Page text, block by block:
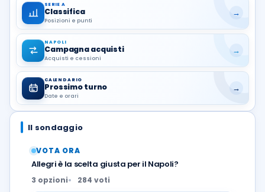
SERIE A
Classifica
Posizioni e punti
→
NAPOLI
Campagna acquisti
Acquisti e cessioni
→
CALENDARIO
Prossimo turno
Date e orari
→
Il sondaggio
VOTA ORA
Allegri è la scelta giusta per il Napoli?
3 opzioni 284 voti